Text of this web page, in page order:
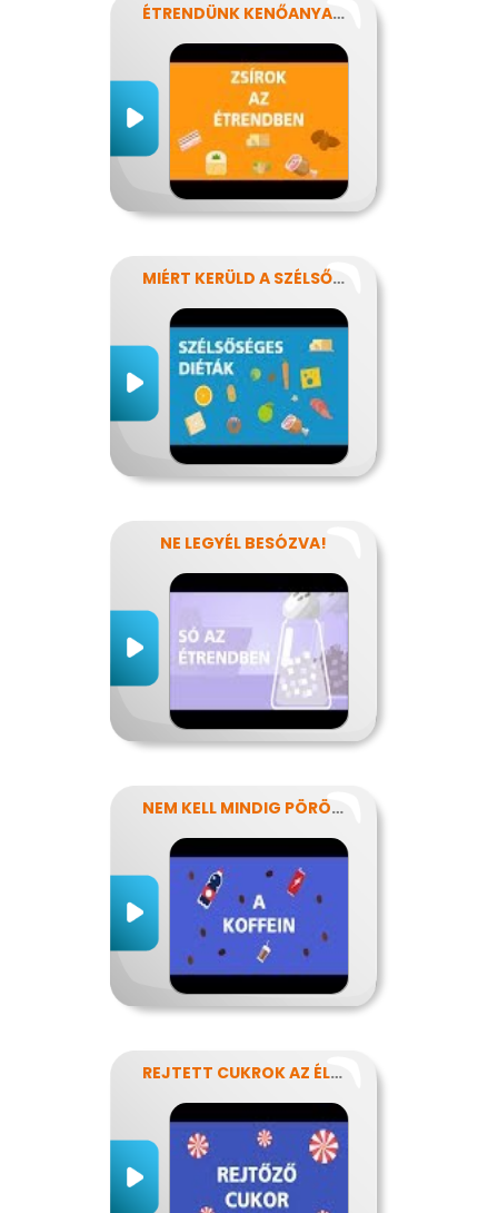
ÉTRENDÜNK KENŐANYAGAI: A ZSÍROK
MIÉRT KERÜLD A SZÉLSŐSÉGES DIÉTÁKAT?
NE LEGYÉL BESÓZVA!
NEM KELL MINDIG PÖRÖGNI
REJTETT CUKROK AZ ÉLELMISZEREINKBEN